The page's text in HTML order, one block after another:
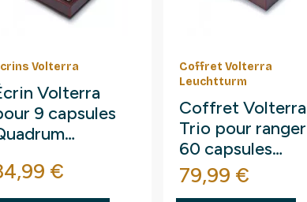
Volterra
Volterra
9 capsules
€
Coffret Volterra
Leuchtturm
Coffret Volterra
Trio pour ranger
60 capsules
Quadrum
Leuchtturm.
Prix
79,99 €